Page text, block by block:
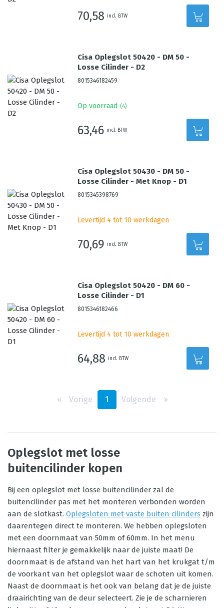
70,58 incl. BTW
Cisa Oplegslot 50420 - DM 50 -
Losse Cilinder - D2
8015346182459
Op voorraad (4)
63,46 incl. BTW
Cisa Oplegslot 50430 - DM 50 -
Losse Cilinder - Met Knop - D1
8015345398769
Levertijd 4 tot 10 werkdagen
70,69 incl. BTW
Cisa Oplegslot 50420 - DM 60 -
Losse Cilinder - D1
8015346182466
Levertijd 4 tot 10 werkdagen
64,88 incl. BTW
‹‹ Vorige 1 Volgende ››
Oplegslot met losse
buitencilinder kopen
Bij een oplegslot met losse buitencilinder zal de
buitencilinder pas met het monteren verbonden worden
aan de slotkast. Oplegsloten met vaste buiten cilinders zijn
daarentegen direct te monteren. We hebben oplegsloten
met een doornmaat van 50mm of 60mm. In het menu
hiernaast filter je gemakkelijk naar de juiste maat! De
doornmaat is de afstand van het hart van het krukgat t/m
de voorkant van het oplegslot waar de schoten uit komen.
Naast de doornmaat is het ook van belang dat je de juiste
draairichting van de deur selecteert. Zie je de scharnieren